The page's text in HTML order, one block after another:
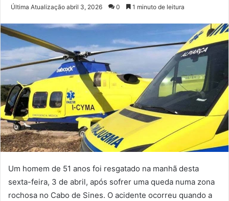
mail
Última Atualização abril 3, 2026 0 1 minuto de leitura
Um homem de 51 anos foi resgatado na manhã desta
sexta-feira, 3 de abril, após sofrer uma queda numa zona
rochosa no Cabo de Sines. O acidente ocorreu quando a